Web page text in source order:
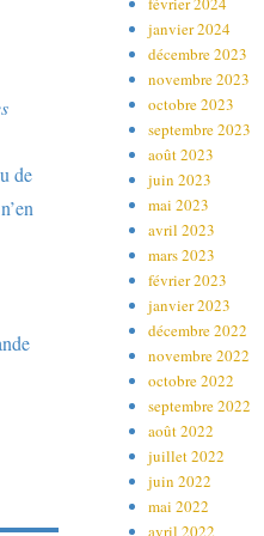
de
janvier 2024
décembre 2023
novembre 2023
octobre 2023
septembre 2023
août 2023
juin 2023
mai 2023
avril 2023
mars 2023
février 2023
janvier 2023
décembre 2022
novembre 2022
octobre 2022
septembre 2022
août 2022
juillet 2022
juin 2022
mai 2022
avril 2022